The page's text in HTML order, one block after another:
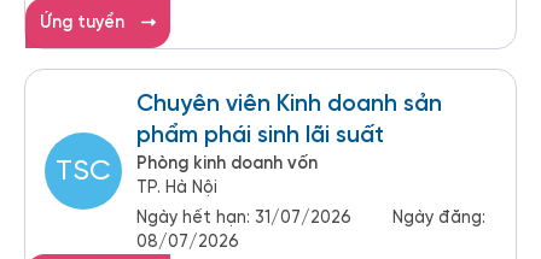
Ứng tuyển
TSC
Chuyên viên Kinh doanh sản
phẩm phái sinh lãi suất
Phòng kinh doanh vốn
TP. Hà Nội
Ngày hết hạn: 31/07/2026
Ngày đăng:
08/07/2026